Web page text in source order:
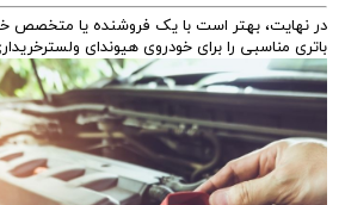
در نهایت، بهتر است با یک فروشنده یا متخصص
باتری مناسبی را برای خودروی هیوندای